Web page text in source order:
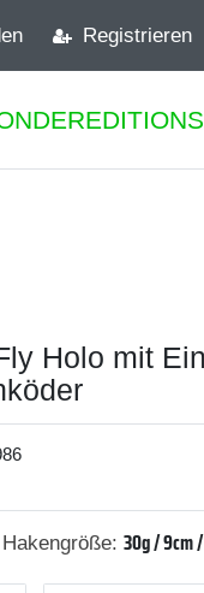
Registrieren
Holo mit
30g / 9cm